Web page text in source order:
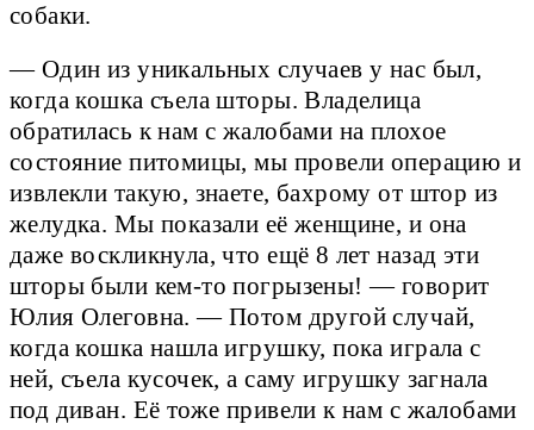
собаки.
— Один из уникальных случаев у нас был,
когда кошка съела шторы. Владелица
обратилась к нам с жалобами на плохое
состояние питомицы, мы провели операцию и
извлекли такую, знаете, бахрому от штор из
желудка. Мы показали её женщине, и она
даже воскликнула, что ещё 8 лет назад эти
шторы были кем-то погрызены! — говорит
Юлия Олеговна. — Потом другой случай,
когда кошка нашла игрушку, пока играла с
ней, съела кусочек, а саму игрушку загнала
под диван. Её тоже привели к нам с жалобами